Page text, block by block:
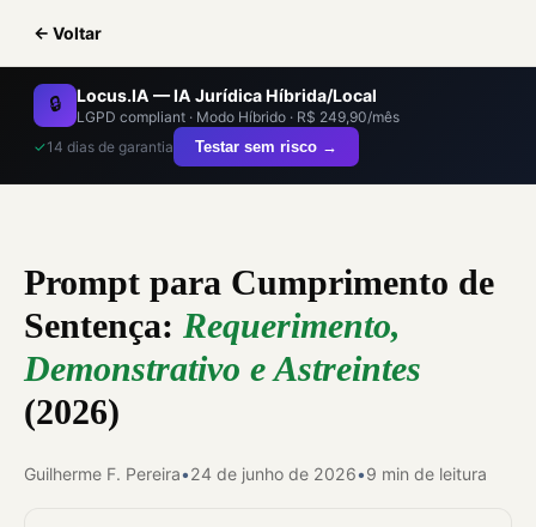
← Voltar
🔒 Locus.IA — IA Jurídica Híbrida/Local
LGPD compliant · Modo Híbrido · R$ 249,90/mês
✓14 dias de garantia Testar sem risco →
Prompt para Cumprimento de
Sentença: Requerimento,
Demonstrativo e Astreintes
(2026)
Guilherme F. Pereira•24 de junho de 2026•9 min de leitura